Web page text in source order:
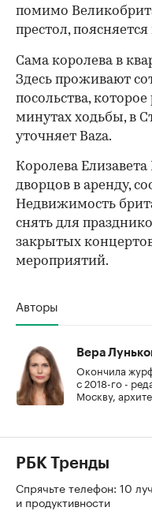
помимо
престол, поясняется
Сама королева в
Здесь проживают
посольства,
минутах ходьбы, в
уточняет Baza.
Королева Елизавета
дворцов в аренду,
Недвижимость
снять для
закрытых
мероприятий.
Авторы
Вера
Окончила
с 2018-го -
Москву,
РБК Тренды
Спрячьте телефон: 10
и продуктивности